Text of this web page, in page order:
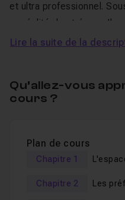
et ultra professionnel.
en réalité des trésors. Il
comme le plus averti et
Ce logiciel est évolutif et
la plus précise et la plus
vous le promets !
Lire la suite de la
Qu’allez-vous
cours ?
Plan de cours
Chapitre 1
Chapitre 2 Les